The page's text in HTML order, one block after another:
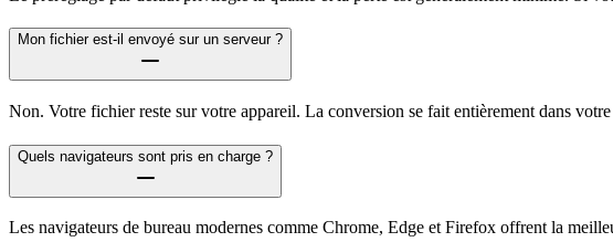
Mon fichier est-il envoyé sur un serveur ?
Non. Votre fichier reste sur votre appareil. La conversion se fait entièrement dans
Quels navigateurs sont pris en charge ?
Les navigateurs de bureau modernes comme Chrome, Edge et Firefox offrent la